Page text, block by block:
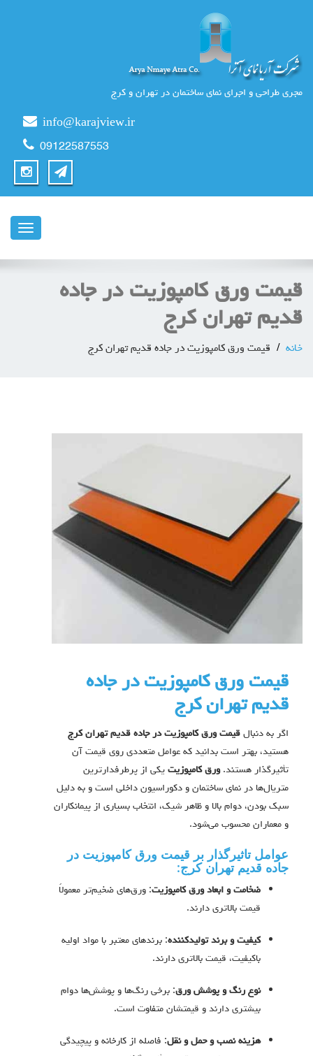
مجری طراحی و اجرای نمای ساختمان در تهران و کرج
info@karajview.ir
09122587553
ناوبری
قیمت ورق کامپوزیت در جاده
قدیم تهران کرج
خانه قیمت ورق کامپوزیت در جاده قدیم تهران کرج
قیمت ورق کامپوزیت در جاده
قدیم تهران کرج
اگر به دنبال قیمت ورق کامپوزیت در جاده قدیم تهران کرج
هستید، بهتر است بدانید که عوامل متعددی روی قیمت آن
تأثیرگذار هستند.ورق کامپوزیت یکی از پرطرفدارترین
متریال‌ها در نمای ساختمان و دکوراسیون داخلی است و به دلیل
سبک بودن، دوام بالا و ظاهر شیک، انتخاب بسیاری از پیمانکاران
و معماران محسوب می‌شود.
عوامل تاثیرگذار بر قیمت ورق کامپوزیت در
جاده قدیم تهران کرج:
ضخامت و ابعاد ورق کامپوزیت: ورق‌های ضخیم‌تر معمولاً
قیمت بالاتری دارند.
کیفیت و برند تولیدکننده: برندهای معتبر با مواد اولیه
باکیفیت، قیمت بالاتری دارند.
نوع رنگ و پوشش ورق: برخی رنگ‌ها و پوشش‌ها دوام
بیشتری دارند و قیمتشان متفاوت است.
هزینه نصب و حمل و نقل: فاصله از کارخانه و پیچیدگی